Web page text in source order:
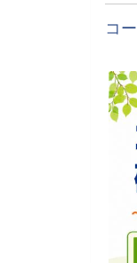
コ